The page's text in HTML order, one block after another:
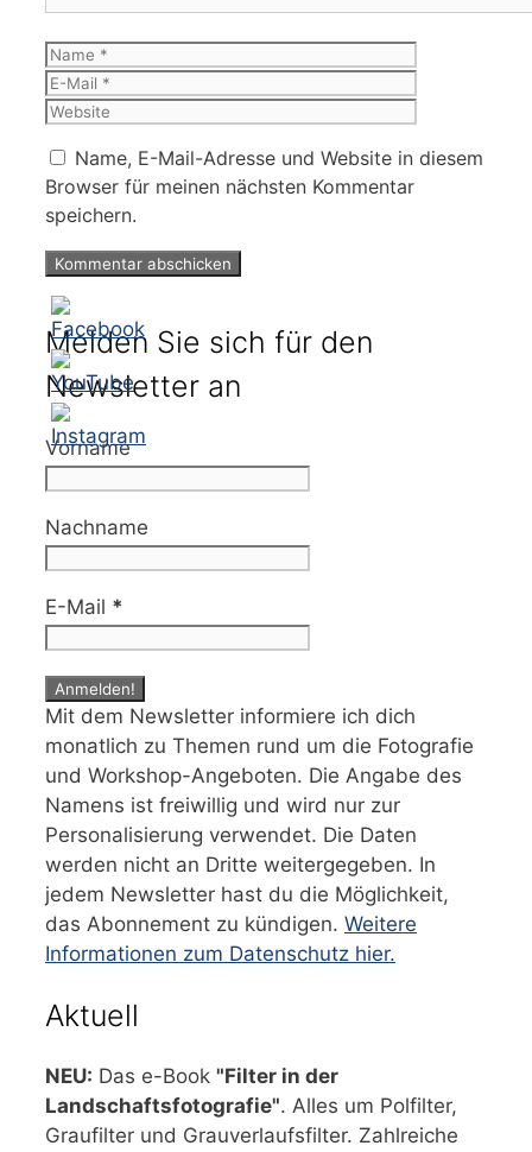
Name
Name, E-Mail-Adresse und Website in diesem
Browser für meinen nächsten Kommentar
speichern.
Melden Sie sich für den
Newsletter an
Vorname
Nachname
E-Mail *
Mit dem Newsletter informiere ich dich
monatlich zu Themen rund um die Fotografie
und Workshop-Angeboten. Die Angabe des
Namens ist freiwillig und wird nur zur
Personalisierung verwendet. Die Daten
werden nicht an Dritte weitergegeben. In
jedem Newsletter hast du die Möglichkeit,
das Abonnement zu kündigen. Weitere
Informationen zum Datenschutz hier.
Aktuell
NEU: Das e-Book "Filter in der
Landschaftsfotografie". Alles um Polfilter,
Graufilter und Grauverlaufsfilter. Zahlreiche